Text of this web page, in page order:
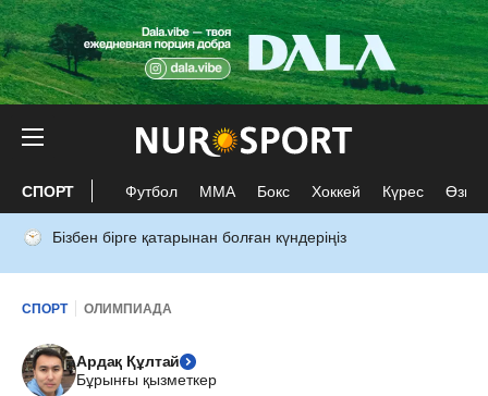
СПОРТ Футбол ММА Бокс Хоккей Күрес Өзге
Бізбен бірге қатарынан болған күндеріңіз
СПОРТ ОЛИМПИАДА
Ардақ Құлтай
Бұрынғы қызметкер